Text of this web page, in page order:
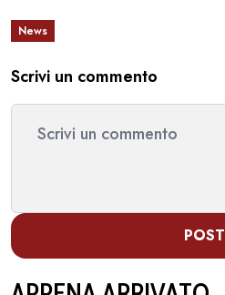
News
Scrivi un commento
POST